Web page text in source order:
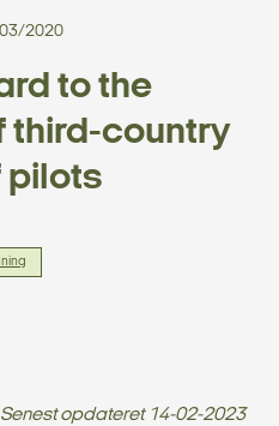
2020
to the
third-country
pilots
Senest opdateret 14-02-2023